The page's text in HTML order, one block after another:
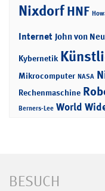
NixdorfHNF
Internet John von
Kybernetik
Mikrocomputer NASA
Rechenmaschine
Berners-Lee World
BESUCH